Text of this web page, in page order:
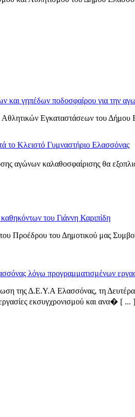
γηπέδων ποδοσφαίρου για την
Αθλητικών Εγκαταστάσεων του
το Κλειστό Γυμναστήριο Ελασσόνας
αγώνων καλαθοσφαίρισης θα
του Γιάννη Καριπίδη
Προέδρου του Δημοτικού μας
λόγω προγραμματισμένων
της Δ.Ε.Υ.Α Ελασσόνας, τη Δευτέρα
εκσυγχρονισμού και ανα� [ ... ]